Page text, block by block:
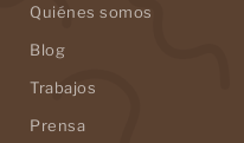
Quiénes somos
Blog
Trabajos
Prensa